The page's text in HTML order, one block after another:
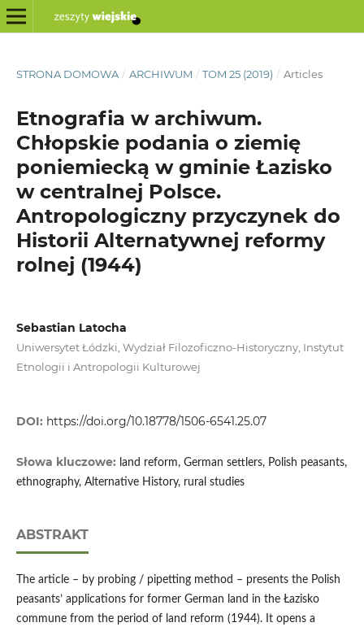
STRONA DOMOWA / ARCHIWUM / TOM 25 (2019) / Articles
Etnografia w archiwum.
Chłopskie podania o ziemię
poniemiecką w gminie Łazisko
w centralnej Polsce.
Antropologiczny przyczynek do
Historii Alternatywnej reformy
rolnej (1944)
Sebastian Latocha
Uniwersytet Łódzki, Wydział Filozoficzno-Historyczny, Instytut
Etnologii i Antropologii Kulturowej
DOI: https://doi.org/10.18778/1506-6541.25.07
Słowa kluczowe: land reform, German settlers, Polish peasants,
ethnography, Alternative History, rural studies
ABSTRAKT
The article – by probing / pipetting method – presents the Polish
peasants’ applications for former German land in the Łazisko
commune from the period of land reform (1944). It opens a